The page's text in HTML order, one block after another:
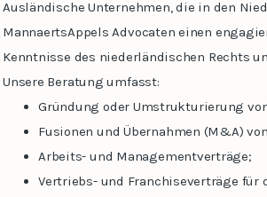
Ausländische Unternehmen, die in den
MannaertsAppels Advocaten einen
Kenntnisse des niederländischen Rechts
Unsere Beratung umfasst:
Gründung oder Umstrukturierung
Fusionen und Übernahmen (M&A)
Arbeits- und Managementverträge;
Vertriebs- und Franchiseverträge für